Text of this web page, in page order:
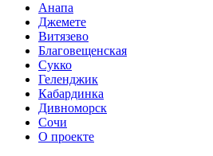
Анапа
Джемете
Витязево
Благовещенская
Сукко
Геленджик
Кабардинка
Дивноморск
Сочи
О проекте